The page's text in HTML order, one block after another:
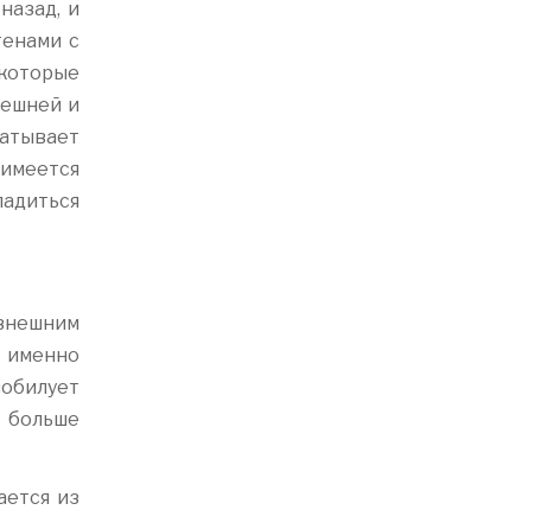
и
с
и
именно
из